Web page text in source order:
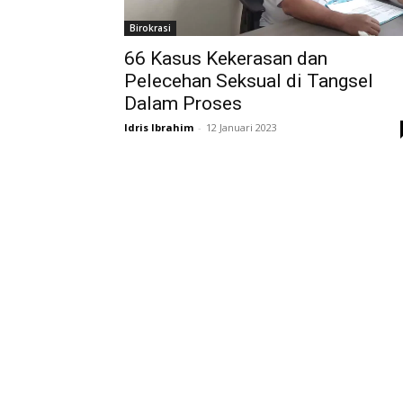
Birokrasi
66 Kasus Kekerasan dan
Pelecehan Seksual di Tangsel
Dalam Proses
Idris Ibrahim - 12 Januari 2023